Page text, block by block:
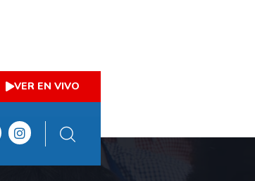
VER EN VIVO